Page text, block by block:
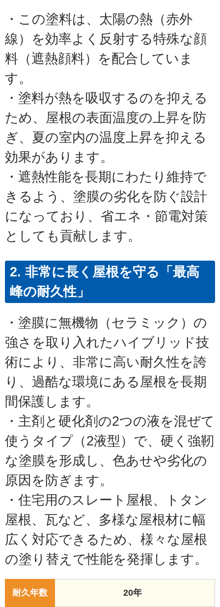
・この塗料は、太陽の熱（赤外
線）を効率よく反射する特殊な顔
料（遮熱顔料）を配合していま
す。
・塗料が熱を吸収するのを抑える
ため、屋根の表面温度の上昇を防
ぎ、夏の室内の温度上昇を抑える
効果があります。
・遮熱性能を長期にわたり維持で
きるよう、塗膜の劣化を防ぐ設計
になっており、省エネ・節電対策
としても貢献します。
2. 非常に長く屋根を守る「最高
峰の耐久性」
・塗膜に無機物（セラミック）の
強さを取り入れたハイブリッド技
術により、非常に高い耐久性を誇
り、過酷な環境にある屋根を長期
間保護します。
・主剤と硬化剤の2つの液を混ぜて
使うタイプ（2液型）で、硬く強靭
な塗膜を形成し、色あせや劣化の
原因を防ぎます。
・住宅用のスレート屋根、トタン
屋根、瓦など、多様な屋根材に幅
広く対応できるため、様々な屋根
の塗り替えで性能を発揮します。
耐久年数 20年